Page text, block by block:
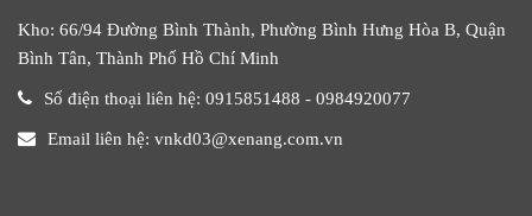
Kho: 66/94 Đường Bình Thành, Phường Bình Hưng Hòa B, Quận
Bình Tân, Thành Phố Hồ Chí Minh
Số điện thoại liên hệ: 0915851488 - 0984920077
Email liên hệ: vnkd03@xenang.com.vn